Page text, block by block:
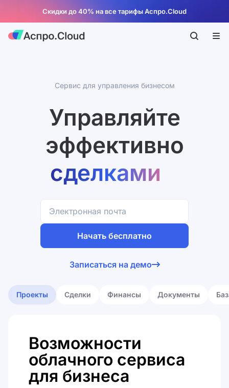
Скидки до 40% на все тарифы Аспро.Cloud
Сервис для управления бизнесом
Управляйте
эффективно
проектами
финансами
сделками
компанией
Начать бесплатно
соглашение
персональных данных
Записаться на демо
Проекты Сделки Финансы Документы
Возможности
облачного сервиса
для бизнеса